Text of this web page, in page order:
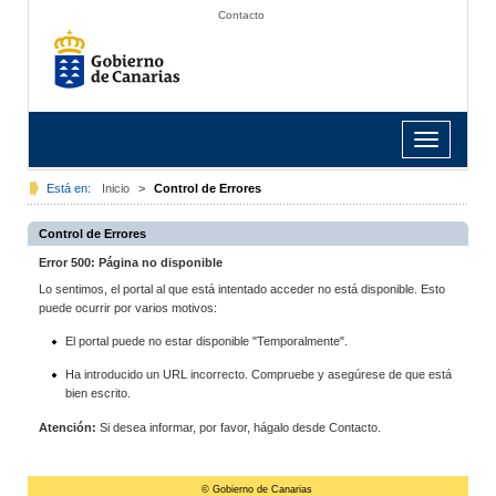
Contacto
Toggle
navigation
Está en: Inicio > Control de Errores
Control de Errores
Error 500: Página no disponible
Lo sentimos, el portal al que está intentado acceder no está disponible. Esto
puede ocurrir por varios motivos:
El portal puede no estar disponible "Temporalmente".
Ha introducido un URL incorrecto. Compruebe y asegúrese de que está
bien escrito.
Atención: Si desea informar, por favor, hágalo desde Contacto.
© Gobierno de Canarias